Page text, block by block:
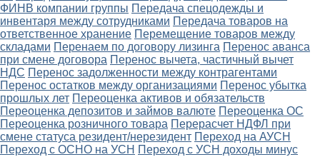
ФИНВ компании группы Передача спецодежды и
инвентаря между сотрудниками Передача товаров на
ответственное хранение Перемещение товаров между
складами Перенаем по договору лизинга Перенос аванса
при смене договора Перенос вычета, частичный вычет
НДС Перенос задолженности между контрагентами
Перенос остатков между организациями Перенос убытка
прошлых лет Переоценка активов и обязательств
Переоценка депозитов и займов валюте Переоценка ОС
Переоценка розничного товара Перерасчет НДФЛ при
смене статуса резидент/нерезидент Переход на АУСН
Переход с ОСНО на УСН Переход с УСН доходы минус